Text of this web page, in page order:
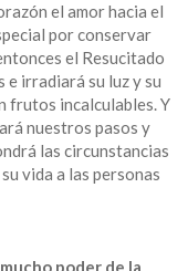
el amor hacia el
por conservar
el Resucitado
irradiará su luz y su
frutos incalculables. Y
nuestros pasos y
las circunstancias
vida a las personas
poder de la